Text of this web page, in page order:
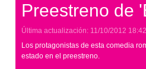
Preestreno de
Última actualización: 11/10/2012 18:42
Los protagonistas de esta comedia
estado en el preestreno.